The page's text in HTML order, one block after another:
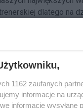
dlatego na
że jest to dla nas
bazowego, dwójkę
sportowców staje
powstanie do 2025
1162 zaufanych
informacje na
informacje wysyłane